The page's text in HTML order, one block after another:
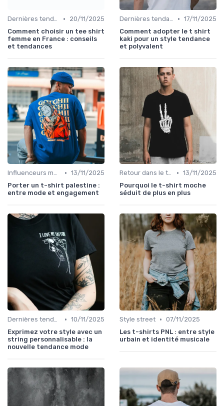
Dernières tendances •
20/11/2025
Comment choisir un tee shirt
femme en France : conseils
et tendances
Dernières tendances • 17/11/2025
Comment adopter le t shirt
kaki pour un style tendance
et polyvalent
Influenceurs mode • 13/11/2025
Porter un t-shirt palestine :
entre mode et engagement
Retour dans le temps • 13/11/2025
Pourquoi le t-shirt moche
séduit de plus en plus
Dernières tendances • 10/11/2025
Exprimez votre style avec un
string personnalisable : la
nouvelle tendance mode
Style street • 07/11/2025
Les t-shirts PNL : entre style
urbain et identité musicale